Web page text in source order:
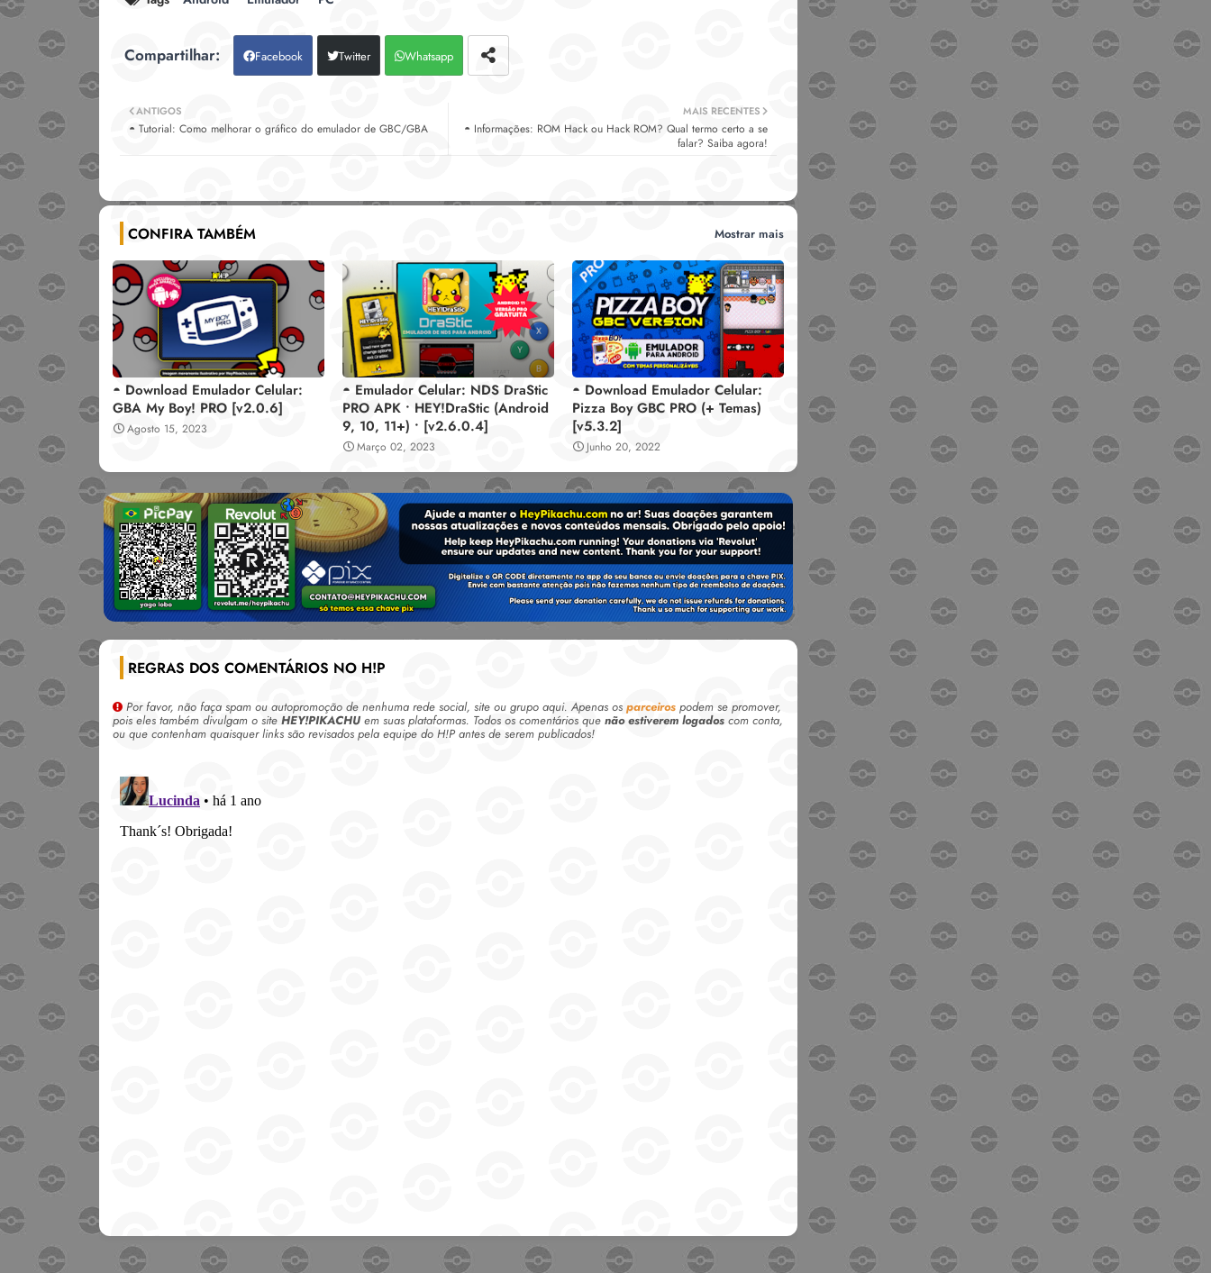
Facebook Twitter Whatsapp
MAIS RECENTES
◓ Informações: ROM Hack ou Hack ROM? Qual termo certo a se
falar? Saiba agora!
ANTIGOS
◓ Tutorial: Como melhorar o gráfico do emulador de GBC/GBA
CONFIRA TAMBÉM Mostrar mais
◓ Download Emulador Celular:
GBA My Boy! PRO [v2.0.6]
Agosto 15, 2023
◓ Emulador Celular: NDS DraStic
PRO APK • HEY!DraStic (Android
9, 10, 11+) • [v2.6.0.4]
Março 02, 2023
◓ Download Emulador Celular:
Pizza Boy GBC PRO (+ Temas)
[v5.3.2]
Junho 20, 2022
REGRAS DOS COMENTÁRIOS NO H!P
Por favor, não faça spam ou autopromoção de nenhuma rede social, site ou grupo aqui. Apenas os parceirospodem se promover,
pois eles também divulgam o site HEY!PIKACHUem suas plataformas. Todos os comentários que não estiverem logadoscom conta,
ou que contenham quaisquer links são revisados pela equipe do H!P antes de serem publicados!